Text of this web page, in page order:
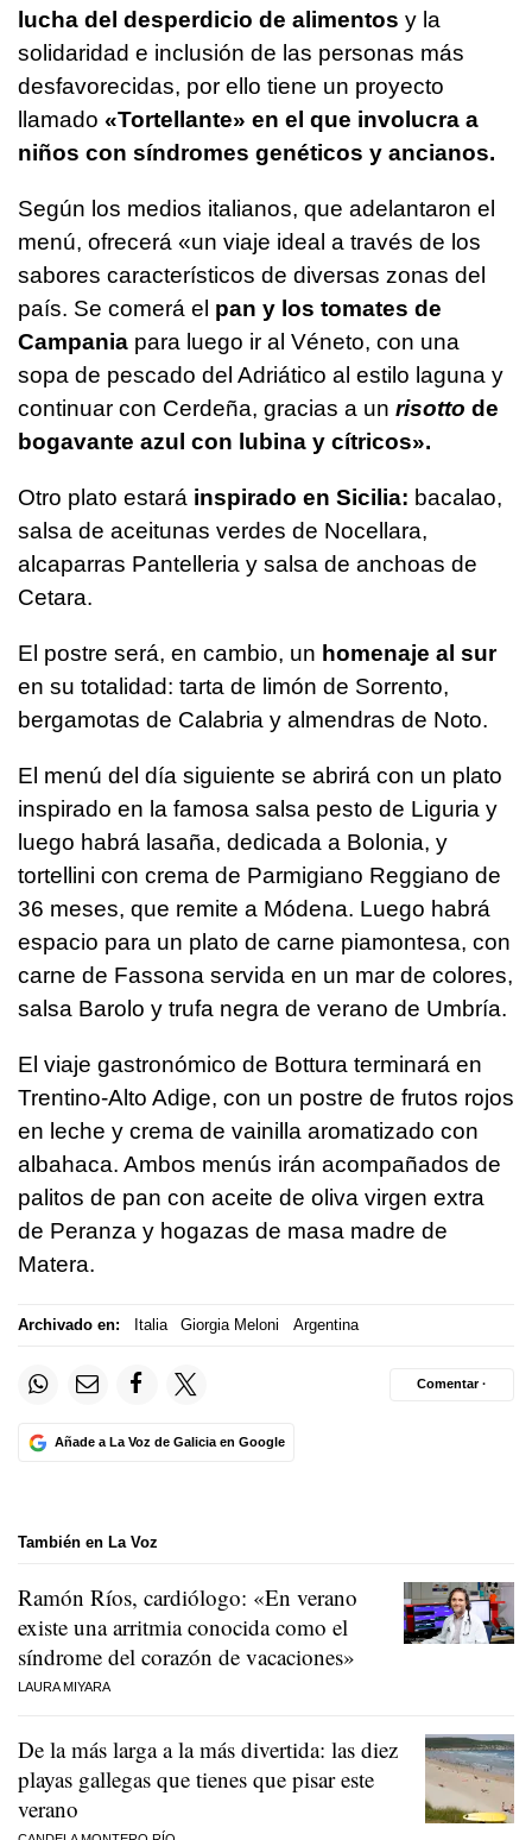
lucha del desperdicio de alimentos y la
solidaridad e inclusión de las personas más
desfavorecidas, por ello tiene un proyecto
llamado «Tortellante» en el que involucra a
niños con síndromes genéticos y ancianos.
Según los medios italianos, que adelantaron el
menú, ofrecerá «un viaje ideal a través de los
sabores característicos de diversas zonas del
país. Se comerá el pan y los tomates de
Campania para luego ir al Véneto, con una
sopa de pescado del Adriático al estilo laguna y
continuar con Cerdeña, gracias a un risotto de
bogavante azul con lubina y cítricos».
Otro plato estará inspirado en Sicilia: bacalao,
salsa de aceitunas verdes de Nocellara,
alcaparras Pantelleria y salsa de anchoas de
Cetara.
El postre será, en cambio, un homenaje al sur
en su totalidad: tarta de limón de Sorrento,
bergamotas de Calabria y almendras de Noto.
El menú del día siguiente se abrirá con un plato
inspirado en la famosa salsa pesto de Liguria y
luego habrá lasaña, dedicada a Bolonia, y
tortellini con crema de Parmigiano Reggiano de
36 meses, que remite a Módena. Luego habrá
espacio para un plato de carne piamontesa, con
carne de Fassona servida en un mar de colores,
salsa Barolo y trufa negra de verano de Umbría.
El viaje gastronómico de Bottura terminará en
Trentino-Alto Adige, con un postre de frutos rojos
en leche y crema de vainilla aromatizado con
albahaca. Ambos menús irán acompañados de
palitos de pan con aceite de oliva virgen extra
de Peranza y hogazas de masa madre de
Matera.
Archivado en: Italia Giorgia Meloni Argentina
Añade a La Voz de Galicia en Google
Comentar ·
También en La Voz
Ramón Ríos, cardiólogo: «En verano
existe una arritmia conocida como el
síndrome del corazón de vacaciones»
LAURA MIYARA
De la más larga a la más divertida: las diez
playas gallegas que tienes que pisar este
verano